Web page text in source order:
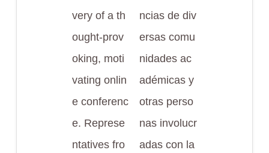
very of a th
ought-prov
oking, moti
vating onlin
e conferenc
e. Represe
ntatives fro
ncias de div
ersas comu
nidades ac
adémicas y
otras perso
nas involucr
adas con la